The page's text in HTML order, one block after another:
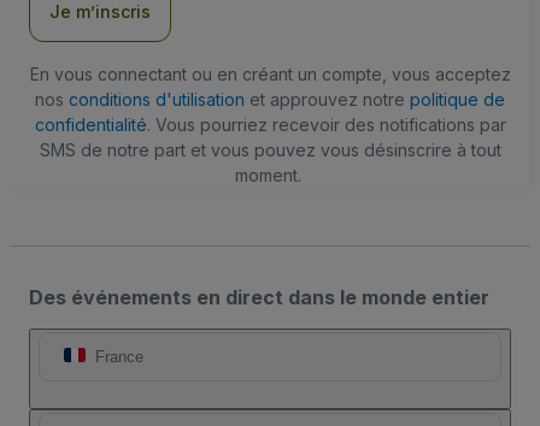
Je m’inscris
En vous connectant ou en créant un compte, vous acceptez
nos conditions d'utilisation et approuvez notre politique de
confidentialité. Vous pourriez recevoir des notifications par
SMS de notre part et vous pouvez vous désinscrire à tout
moment.
Des événements en direct dans le monde entier
France